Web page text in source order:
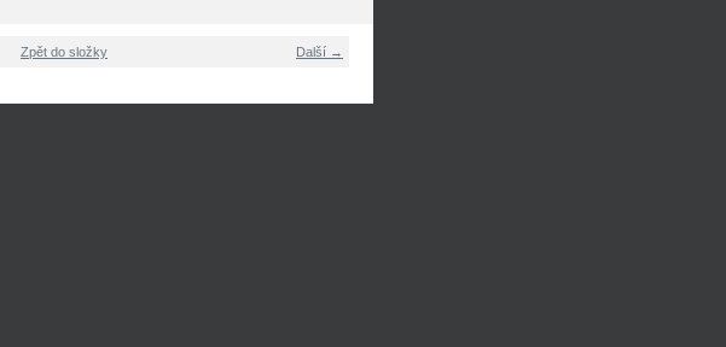
Další →
Zpět do složky